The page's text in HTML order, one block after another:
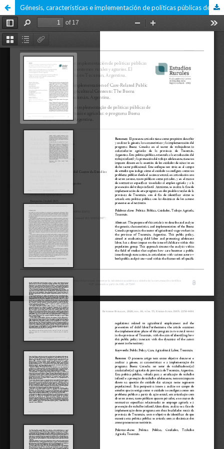
Génesis, características e implementación de políticas públicas de cuidados vinculadas a entornos rurales y agrarios. El programa Buena Cosecha en Tucumán, Argentina.